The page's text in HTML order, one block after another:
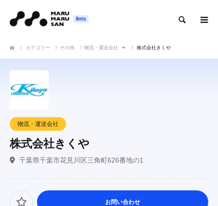
カテゴリー その他 物流・運送会社 株式会社きくや
物流・運送会社
株式会社きくや
千葉県千葉市花見川区三角町626番地の1
お問い合わせ